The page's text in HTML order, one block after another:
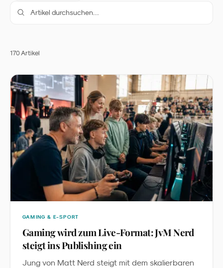
170 Artikel
GAMING & E-SPORT
Gaming wird zum Live-Format: JvM Nerd
steigt ins Publishing ein
Jung von Matt Nerd steigt mit dem skalierbaren